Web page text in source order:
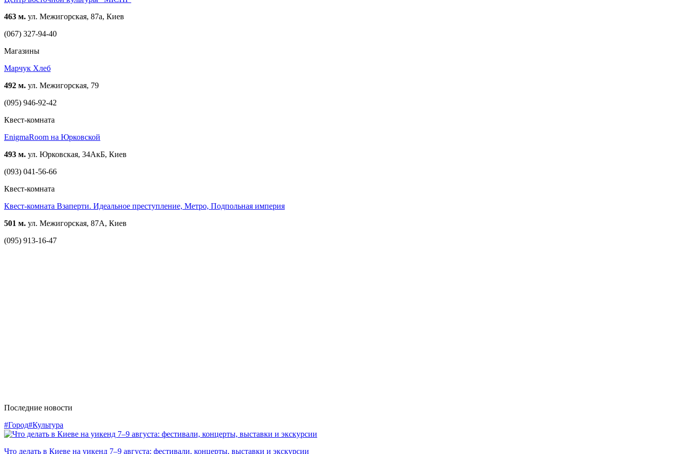
463 м. ул. Межигорская, 87а, Киев
(067) 327-94-40
Магазины
Марчук Хлеб
492 м. ул. Межигорская, 79
(095) 946-92-42
Квест-комната
EnigmaRoom на Юрковской
493 м. ул. Юрковская, 34АкБ, Киев
(093) 041-56-66
Квест-комната
Квест-комната Взаперти. Идеальное преступление, Метро, Подпольная империя
501 м. ул. Межигорская, 87А, Киев
(095) 913-16-47
Последние новости
#Город#Культура
Что делать в Киеве на уикенд 7–9 августа: фестивали, концерты, выставки и экскурсии